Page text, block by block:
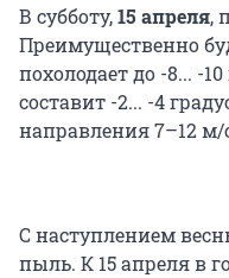
В субботу,15 апреля,
Преимущественно
похолодает до -8... -
составит -2... -4
направления 7–12
С наступлением
пыль. К 15 апреля в